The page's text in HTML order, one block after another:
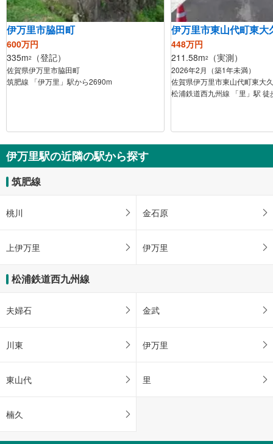
伊万里市脇田町
600万円
335m2 （登記）
佐賀県伊万里市脇田町
筑肥線 「伊万里」駅から2690m
伊万里市東山代町東大
448万円
211.58m2 （実測）
2026年2月（築1年未満）
佐賀県伊万里市東山代町東大
松浦鉄道西九州線 「里」駅 徒
伊万里駅の近隣の駅から探す
筑肥線
桃川 金石原
上伊万里 伊万里
松浦鉄道西九州線
夫婦石 金武
川東 伊万里
東山代 里
楠久